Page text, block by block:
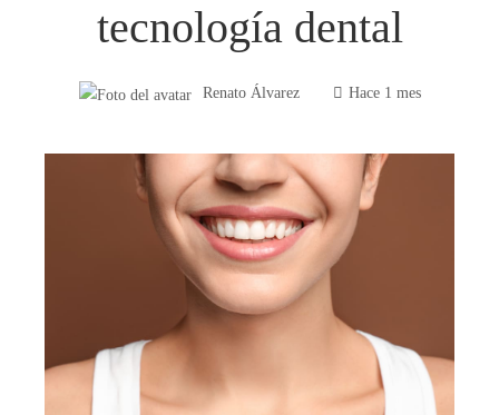
tecnología dental
Renato Álvarez Hace 1 mes